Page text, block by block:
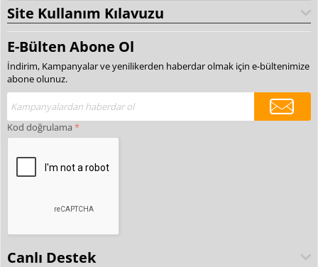
Site Kullanım Kılavuzu
E-Bülten Abone Ol
İndirim, Kampanyalar ve yenilikerden haberdar olmak için e-bültenimize
abone olunuz.
Kod doğrulama
Canlı Destek